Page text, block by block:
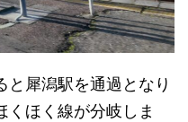
と犀潟駅を通過となり
くほく線が分岐しま